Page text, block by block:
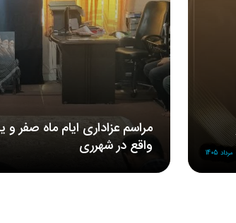
مراسم‌ عزاداری‌ ایام ماه صفر
واقع در شهرری